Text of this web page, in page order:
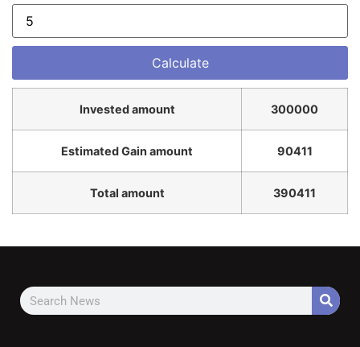
Invested amount 300000
Estimated Gain amount 90411
Total amount 390411